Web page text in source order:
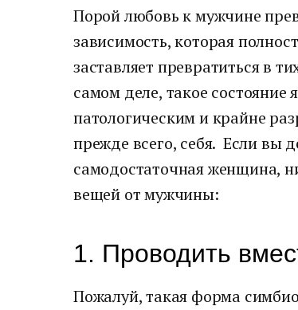
Порой любовь к мужчине
зависимость, которая
заставляет превратиться в
самом деле, такое
патологическим и крайне
прежде всего, себя. Если вы
самодостаточная женщина,
вещей от мужчины:
1. Проводить
Пожалуй, такая форма